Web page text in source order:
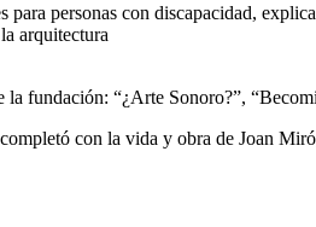
personas con discapacidad,
arquitectura
la fundación: “¿Arte Sonoro?”,
con la vida y obra de Joan